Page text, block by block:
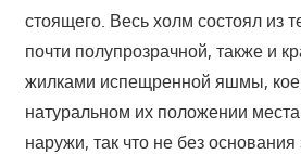
стоящего. Весь холм состоял из
почти полупрозрачной, также и
жилками испещренной яшмы,
натуральном их положении
наружи, так что не без